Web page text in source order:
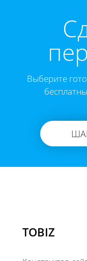
Выберите
TOBIZ